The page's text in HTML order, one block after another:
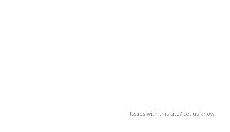
Issues with this site? Let us know.